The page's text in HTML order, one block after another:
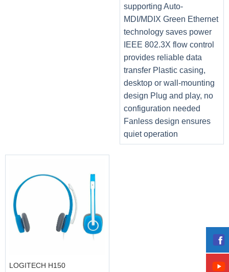
supporting Auto-
MDI/MDIX Green Ethernet
technology saves power
IEEE 802.3X flow control
provides reliable data
transfer Plastic casing,
desktop or wall-mounting
design Plug and play, no
configuration needed
Fanless design ensures
quiet operation
LOGITECH H150